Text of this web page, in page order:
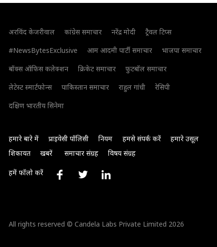
अरविंद केजरीवाल कांग्रेस समाचार नरेंद्र मोदी
ट्रैवल टिप्स
#NewsBytesExclusive
आम आदमी पार्टी समाचार
भाजपा समाचार
बॉक्स ऑफिस कलेक्शन
क्रिकेट समाचार
फुटबॉल समाचार
लेटेस्ट स्मार्टफोन्स
पाकिस्तान समाचार राहुल गांधी
रेसिपी
दक्षिण भारतीय सिनेमा
हमारे बारे में प्राइवेसी पॉलिसी नियम हमसे संपर्क करें
हमारे उसूल
शिकायत
खबरें समाचार संग्रह विषय संग्रह
हमें फॉलो करें
All rights reserved © Candela Labs Private Limited 2026